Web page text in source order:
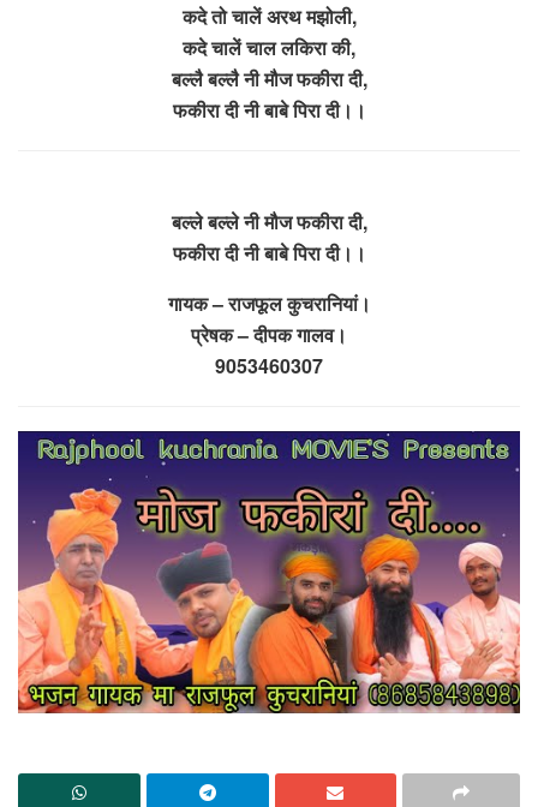
कदे तो चालें अरथ मझोली,
कदे चालें चाल लकिरा की,
बल्लै बल्लै नी मौज फकीरा दी,
फकीरा दी नी बाबे पिरा दी।।
बल्ले बल्ले नी मौज फकीरा दी,
फकीरा दी नी बाबे पिरा दी।।
गायक – राजफूल कुचरानियां।
प्रेषक – दीपक गालव।
9053460307